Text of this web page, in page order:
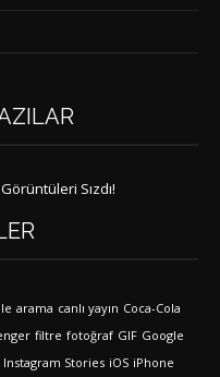
Sızdı!
arama canlı yayın Coca-Cola
filtre fotoğraf GIF Google
Instagram Stories iOS iPhone